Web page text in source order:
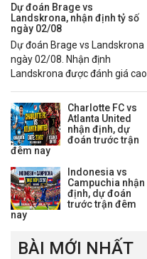
Dự đoán Brage vs
Landskrona, nhận định tỷ số
ngày 02/08
Dự đoán Brage vs Landskrona
ngày 02/08. Nhận định
Landskrona được đánh giá cao
định.
Charlotte FC vs
Atlanta United
nhận định, dự
đoán trước trận
đêm nay
Indonesia vs
Campuchia nhận
định, dự đoán
trước trận đêm
nay
BÀI MỚI NHẤT